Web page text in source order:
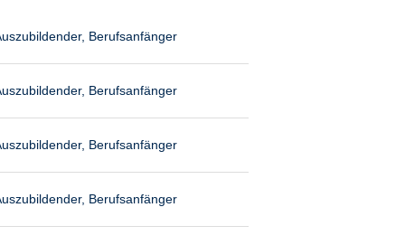
Berufsanfänger
Berufsanfänger
Berufsanfänger
Berufsanfänger